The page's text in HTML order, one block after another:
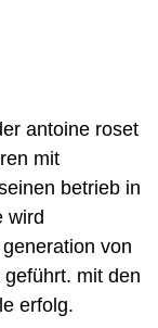
antoine roset
mit
betrieb in
wird
generation von
mit den
erfolg.